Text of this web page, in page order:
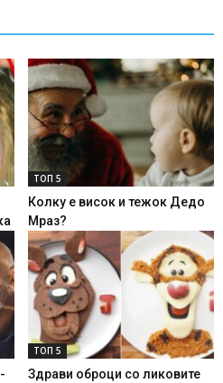
ТОП 5
Колку е висок и тежок Дедо
Мраз?
ТОП 5
Здрави оброци со ликовите